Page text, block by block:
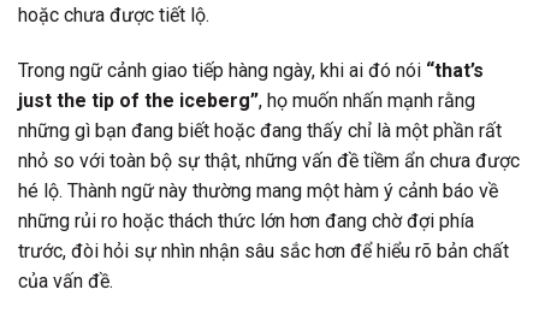
hoặc chưa được tiết lộ.
Trong ngữ cảnh giao tiếp hàng ngày, khi ai đó nói “that’s
just the tip of the iceberg”, họ muốn nhấn mạnh rằng
những gì bạn đang biết hoặc đang thấy chỉ là một phần rất
nhỏ so với toàn bộ sự thật, những vấn đề tiềm ẩn chưa được
hé lộ. Thành ngữ này thường mang một hàm ý cảnh báo về
những rủi ro hoặc thách thức lớn hơn đang chờ đợi phía
trước, đòi hỏi sự nhìn nhận sâu sắc hơn để hiểu rõ bản chất
của vấn đề.